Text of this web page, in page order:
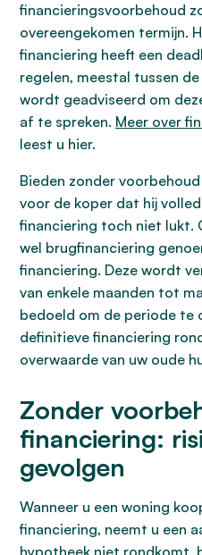
financieringsvoorbehoud
overeengekomen termijn.
financiering heeft een
regelen, meestal tussen
wordt geadviseerd om
af te spreken. Meer over
leest u hier.
Bieden zonder
voor de koper dat hij
financiering toch niet lukt.
wel brugfinanciering
financiering. Deze wordt
van enkele maanden tot
bedoeld om de periode te
definitieve financiering
overwaarde van uw oude
Zonder
financiering:
gevolgen
Wanneer u een woning
financiering, neemt u een
hypotheek niet rondkomt,